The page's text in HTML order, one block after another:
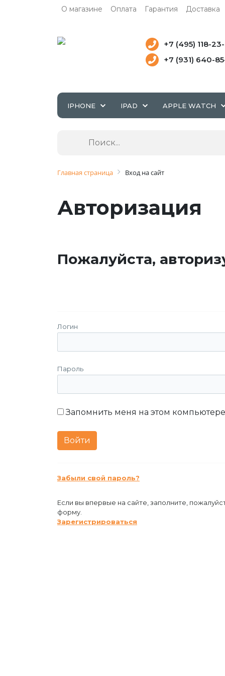
О магазине Оплата Гарантия Доставка
+7 (495) 118-
+7 (931) 640-
IPHONE IPAD APPLE WATCH
Главная страница Вход на сайт
Авторизация
Пожалуйста,
Логин
Пароль
Запомнить меня на этом компьютере
Забыли свой пароль?
Если вы впервые на сайте, заполните,
форму.
Зарегистрироваться